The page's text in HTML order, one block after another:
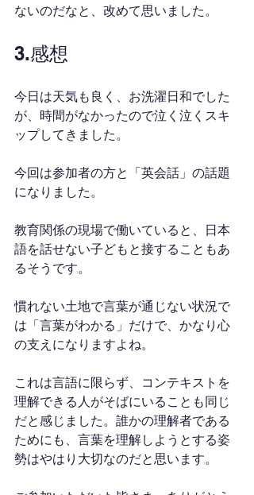
ないのだなと、改めて思いました。
3.感想
今日は天気も良く、お洗濯日和でした
が、時間がなかったので泣く泣くスキ
ップしてきました。
今回は参加者の方と「英会話」の話題
になりました。
教育関係の現場で働いていると、日本
語を話せない子どもと接することもあ
るそうです。
慣れない土地で言葉が通じない状況で
は「言葉がわかる」だけで、かなり心
の支えになりますよね。
これは言語に限らず、コンテキストを
理解できる人がそばにいることも同じ
だと感じました。誰かの理解者である
ためにも、言葉を理解しようとする姿
勢はやはり大切なのだと思います。